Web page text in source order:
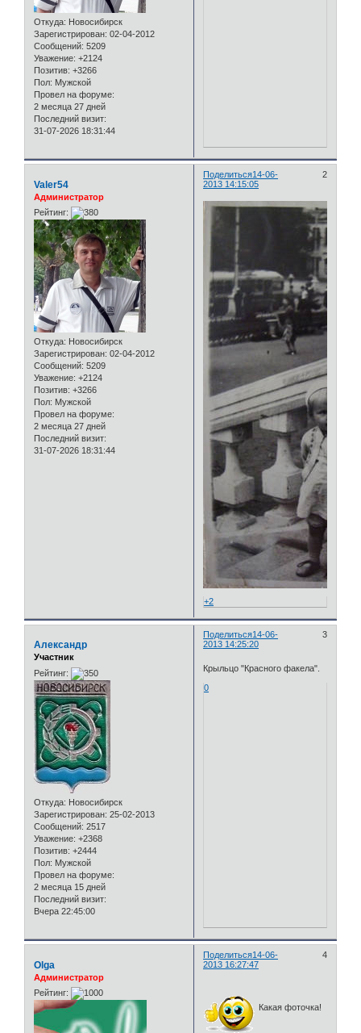
Откуда: Новосибирск
Зарегистрирован: 02-04-2012
Сообщений: 5209
Уважение: +2124
Позитив: +3266
Пол: Мужской
Провел на форуме:
2 месяца 27 дней
Последний визит:
31-07-2026 18:31:44
Поделиться 2
14-06-
2013 14:15:05
Valer54
Администратор
Рейтинг:
Откуда: Новосибирск
Зарегистрирован: 02-04-2012
Сообщений: 5209
Уважение: +2124
Позитив: +3266
Пол: Мужской
Провел на форуме:
2 месяца 27 дней
Последний визит:
31-07-2026 18:31:44
+2
Поделиться 3
14-06-
2013 14:25:20
Александр
Участник
Рейтинг:
Откуда: Новосибирск
Зарегистрирован: 25-02-2013
Сообщений: 2517
Уважение: +2368
Позитив: +2444
Пол: Мужской
Провел на форуме:
2 месяца 15 дней
Последний визит:
Вчера 22:45:00
Крыльцо "Красного факела".
0
Поделиться 4
14-06-
2013 16:27:47
Olga
Администратор
Рейтинг:
Какая фоточка!